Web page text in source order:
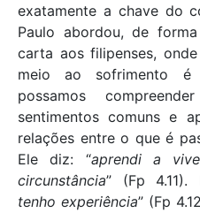
exatamente a chave do
Paulo abordou, de
carta aos filipenses,
meio ao sofrimento é
possamos
sentimentos comuns e
relações entre o que é
Ele diz: “aprendi a
circunstância” (Fp 4.11).
tenho experiência” (Fp